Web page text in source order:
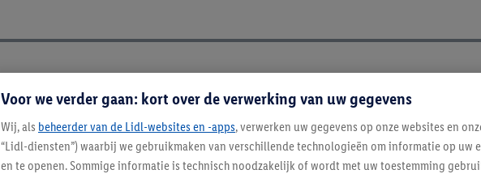
Voor we verder gaan: kort over de verwerking van uw gegevens
Wij, als beheerder van de Lidl-websites en -apps, verwerken uw gegevens op onze websites en
“Lidl-diensten”) waarbij we gebruikmaken van verschillende technologieën om informatie op uw
en te openen. Sommige informatie is technisch noodzakelijk of wordt met uw toestemming